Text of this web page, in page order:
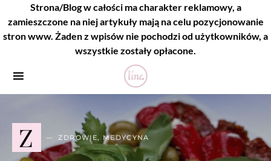
Strona/Blog w całości ma charakter reklamowy, a
zamieszczone na niej artykuły mają na celu pozycjonowanie
stron www. Żaden z wpisów nie pochodzi od użytkowników, a
wszystkie zostały opłacone.
Z ZDROWIE, MEDYCYNA